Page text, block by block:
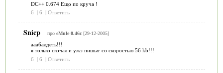
DC++ 0.674 Ещо по круча !
6
| 6 | Ответить
Snicp про eMule 0.46c[29-12-2005]
ааабалдеть!!!
я только скочал и ужэ пишыт со скоростью 56 kb!!!
6
| 6 | Ответить